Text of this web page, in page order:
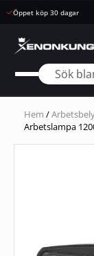
Hem /
Arbetslampa